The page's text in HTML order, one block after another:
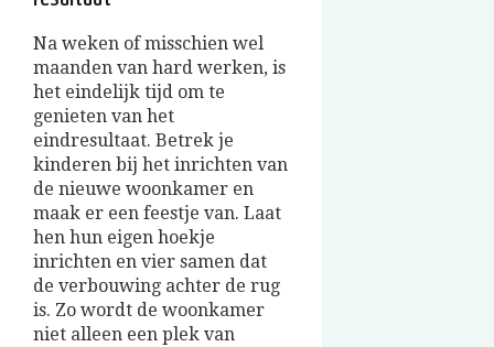
Na weken of misschien wel
maanden van hard werken, is
het eindelijk tijd om te
genieten van het
eindresultaat. Betrek je
kinderen bij het inrichten van
de nieuwe woonkamer en
maak er een feestje van. Laat
hen hun eigen hoekje
inrichten en vier samen dat
de verbouwing achter de rug
is. Zo wordt de woonkamer
niet alleen een plek van